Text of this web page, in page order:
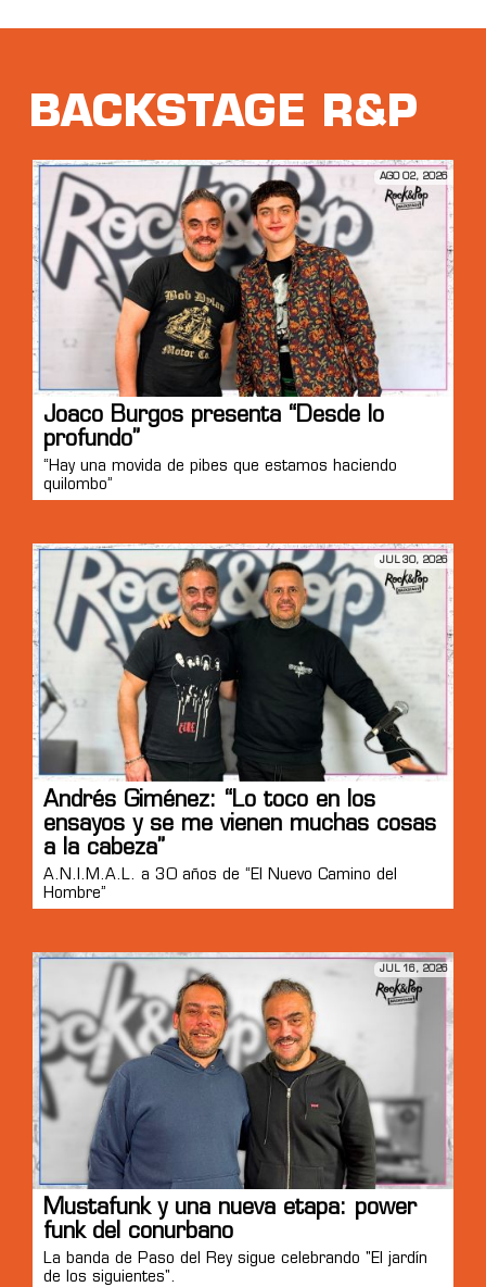
BACKSTAGE R&P
AGO 02, 2026
Joaco Burgos presenta “Desde lo
profundo”
“Hay una movida de pibes que estamos haciendo
quilombo”
JUL 30, 2026
Andrés Giménez: “Lo toco en los
ensayos y se me vienen muchas cosas
a la cabeza”
A.N.I.M.A.L. a 30 años de “El Nuevo Camino del
Hombre”
JUL 16, 2026
Mustafunk y una nueva etapa: power
funk del conurbano
La banda de Paso del Rey sigue celebrando "El jardín
de los siguientes".